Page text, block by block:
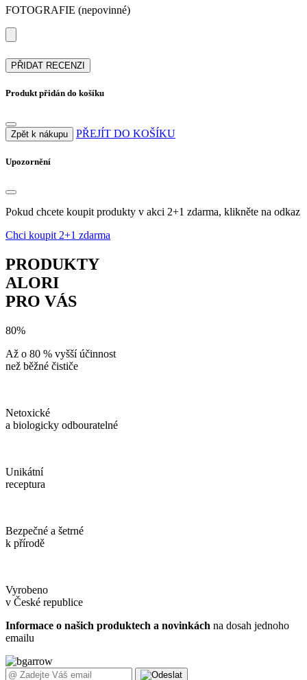
FOTOGRAFIE (nepovinné)
PŘIDAT RECENZI
Produkt přidán do košíku
Zpět k nákupu PŘEJÍT DO KOŠÍKU
Upozornění
Pokud chcete koupit produkty v akci 2+1 zdarma, klikněte na odkaz
Chci koupit 2+1 zdarma
PRODUKTY
ALORI
PRO VÁS
80%
Až o 80 % vyšší účinnost
než běžné čističe
Netoxické
a biologicky odbouratelné
Unikátní
receptura
Bezpečné a šetrné
k přírodě
Vyrobeno
v České republice
Informace o našich produktech a novinkách na dosah jednoho
emailu